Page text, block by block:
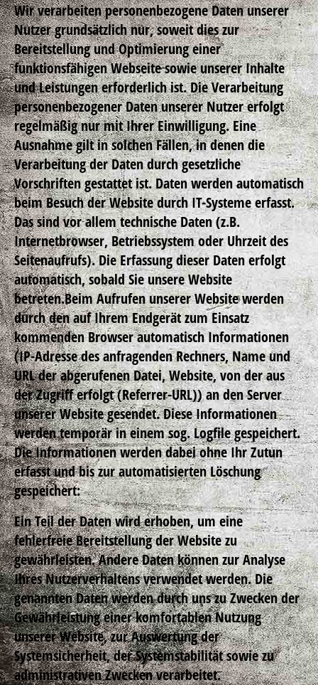
Wir verarbeiten personenbezogene Daten unserer
Nutzer grundsätzlich nur, soweit dies zur
Bereitstellung und Optimierung einer
funktionsfähigen Webseite sowie unserer Inhalte
und Leistungen erforderlich ist. Die Verarbeitung
personenbezogener Daten unserer Nutzer erfolgt
regelmäßig nur mit Ihrer Einwilligung. Eine
Ausnahme gilt in solchen Fällen, in denen die
Verarbeitung der Daten durch gesetzliche
Vorschriften gestattet ist. Daten werden automatisch
beim Besuch der Website durch IT-Systeme erfasst.
Das sind vor allem technische Daten (z.B.
Internetbrowser, Betriebssystem oder Uhrzeit des
Seitenaufrufs). Die Erfassung dieser Daten erfolgt
automatisch, sobald Sie unsere Website
betreten.Beim Aufrufen unserer Website werden
durch den auf Ihrem Endgerät zum Einsatz
kommenden Browser automatisch Informationen
(IP-Adresse des anfragenden Rechners, Name und
URL der abgerufenen Datei, Website, von der aus
der Zugriff erfolgt (Referrer-URL)) an den Server
unserer Website gesendet. Diese Informationen
werden temporär in einem sog. Logfile gespeichert.
Die Informationen werden dabei ohne Ihr Zutun
erfasst und bis zur automatisierten Löschung
gespeichert:
Ein Teil der Daten wird erhoben, um eine
fehlerfreie Bereitstellung der Website zu
gewährleisten. Andere Daten können zur Analyse
Ihres Nutzerverhaltens verwendet werden. Die
genannten Daten werden durch uns zu Zwecken der
Gewährleistung einer komfortablen Nutzung
unserer Website, zur Auswertung der
Systemsicherheit, der Systemstabilität sowie zu
administrativen Zwecken verarbeitet.